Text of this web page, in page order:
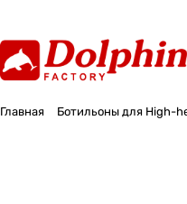
Главная Ботильоны для High-